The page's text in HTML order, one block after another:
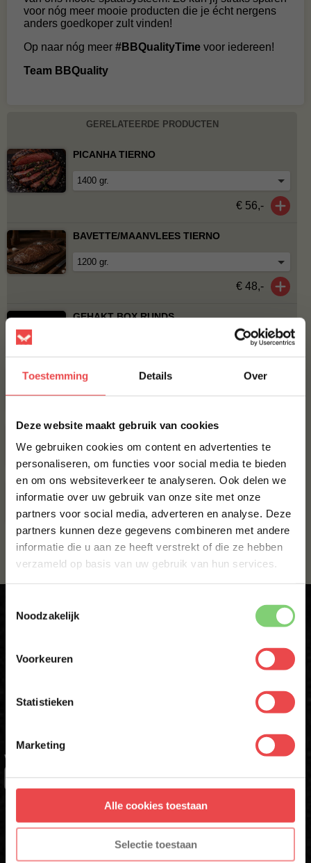
Toestemming Details Over
Deze website maakt gebruik van cookies
We gebruiken cookies om content en advertenties te
personaliseren, om functies voor social media te bieden
en om ons websiteverkeer te analyseren. Ook delen we
informatie over uw gebruik van onze site met onze
partners voor social media, adverteren en analyse. Deze
partners kunnen deze gegevens combineren met andere
informatie die u aan ze heeft verstrekt of die ze hebben
verzameld op basis van uw gebruik van hun services.
Noodzakelijk
Voorkeuren
Statistieken
Marketing
Alle cookies toestaan
Selectie toestaan
voor nóg meer mooie producten die je écht nergens
anders goedkoper zult vinden!
Op naar nóg meer #BBQualityTime voor iedereen!
Team BBQuality
GERELATEERDE PRODUCTEN
PICANHA TIERNO
€ 56,-
BAVETTE/MAANVLEES TIERNO
€ 48,-
GEHAKT BOX RUNDS
€ 42,-
GEHAKT BOX GEMENGD ONGEKRUID
€ 40,- € 32,-
DRY AGED BURGER, 8 HALEN 6 BETALEN
VARKENSSCHNITZEL
€ 7,-
10% korting op je
eerste bestelling*
Schrijf je in voor onze nieuwsbrief en ontvang direct
10% korting op jouw eerste bestelling.
VOORNAAM
ACHTERNAAM
* Alleen voor nieuwe inschrijvers, korting niet geldig op reeds
afgeprijsde producten.
Krijg direct 10% korting op je eerste
bestelling
Schrijf je in voor onze nieuwsbrief en ontvang direct jouw
VOORNAAM